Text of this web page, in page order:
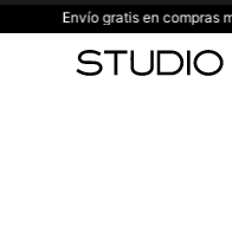
Envío gratis en compras